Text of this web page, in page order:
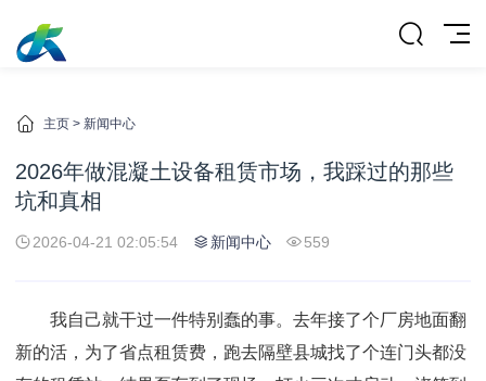
主页 > 新闻中心
2026年做混凝土设备租赁市场，我踩过的那些
坑和真相
2026-04-21 02:05:54 新闻中心 559
我自己就干过一件特别蠢的事。去年接了个厂房地面翻
新的活，为了省点租赁费，跑去隔壁县城找了个连门头都没